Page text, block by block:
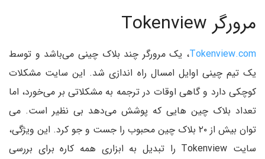
مرورگر Tokenview
Tokenview.com، یک مرورگر چند بلاک چینی می‌باشد و توسط
یک تیم چینی اوایل امسال راه اندازی شد. این سایت مشکلات
کوچکی دارد و گاهی اوقات در ترجمه به مشکلاتی بر می‌خورد، اما
تعداد بلاک چین هایی که پوشش می‌دهد بی نظیر است. می
توان بیش از ۲۰ بلاک چین محبوب را جست و جو کرد. این ویژگی،
سایت Tokenview را تبدیل به ابزاری همه کاره برای بررسی